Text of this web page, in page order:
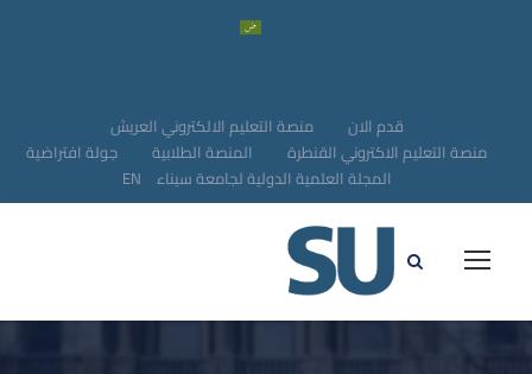
قدم الان
منصة التعليم الالكتروني العريش
منصة التعليم الاكتروني القنطرة
المنصة الطلابية
جولة افتراضية
المجلة العلمية الدولية لجامعة سيناء EN